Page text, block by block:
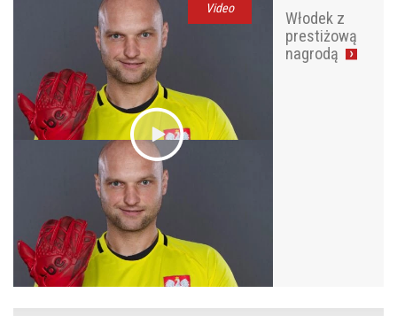
Video
Włodek z
prestiżową
nagrodą